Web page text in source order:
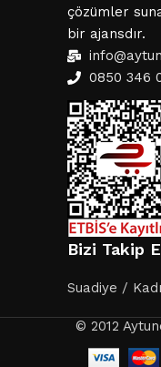
çözümler
bir ajansdır.
0850 346
Bizi Takip
Suadiye /
© 2012